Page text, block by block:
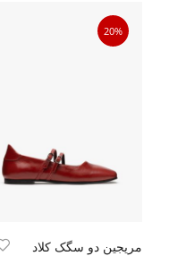
20%
مریجین دو سگک کلاد